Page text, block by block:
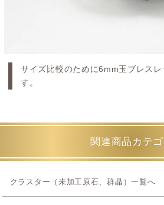
サイズ比較のために6mm玉ブレスレ
す。
関連商品カテゴ
クラスター（未加工原石、群晶）一覧へ